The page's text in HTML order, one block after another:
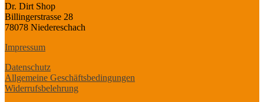
Dr. Dirt Shop
Billingerstrasse 28
78078 Niedereschach
Impressum
Datenschutz
Allgemeine Geschäftsbedingungen
Widerrufsbelehrung